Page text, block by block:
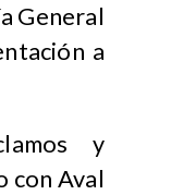
General
a
y
con Aval